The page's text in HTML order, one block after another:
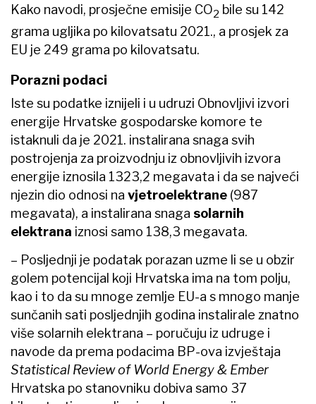
Kako navodi, prosječne emisije CO2 bile su 142
grama ugljika po kilovatsatu 2021., a prosjek za
EU je 249 grama po kilovatsatu.
Porazni podaci
Iste su podatke iznijeli i u udruzi Obnovljivi izvori
energije Hrvatske gospodarske komore te
istaknuli da je 2021. instalirana snaga svih
postrojenja za proizvodnju iz obnovljivih izvora
energije iznosila 1323,2 megavata i da se najveći
njezin dio odnosi na vjetroelektrane (987
megavata), a instalirana snaga solarnih
elektrana iznosi samo 138,3 megavata.
– Posljednji je podatak porazan uzme li se u obzir
golem potencijal koji Hrvatska ima na tom polju,
kao i to da su mnoge zemlje EU-a s mnogo manje
sunčanih sati posljednjih godina instalirale znatno
više solarnih elektrana – poručuju iz udruge i
navode da prema podacima BP-ova izvještaja
Statistical Review of World Energy & Ember
Hrvatska po stanovniku dobiva samo 37